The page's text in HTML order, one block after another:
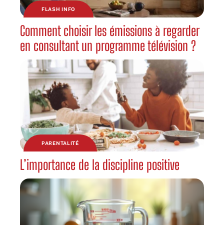
FLASH INFO
Comment choisir les émissions à regarder
en consultant un programme télévision ?
PARENTALITÉ
L’importance de la discipline positive